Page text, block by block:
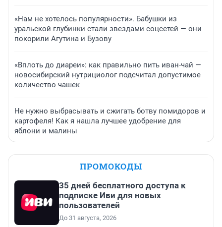
«Нам не хотелось популярности». Бабушки из
уральской глубинки стали звездами соцсетей — они
покорили Агутина и Бузову
«Вплоть до диареи»: как правильно пить иван-чай —
новосибирский нутрициолог подсчитал допустимое
количество чашек
Не нужно выбрасывать и сжигать ботву помидоров и
картофеля! Как я нашла лучшее удобрение для
яблони и малины
ПРОМОКОДЫ
35 дней бесплатного доступа к
подписке Иви для новых
пользователей
До 31 августа, 2026